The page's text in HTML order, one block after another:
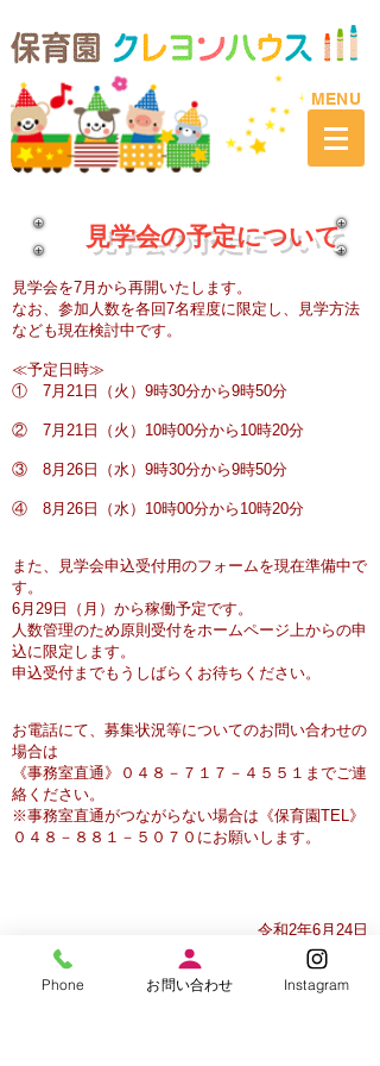
​MENU
​ 見学会の予定について
見学会を7月から再開いたします。
なお、参加人数を各回7名程度に限定し、見学方法
なども現在検討中です。
≪予定日時≫
① 7月21日（火）9時30分から9時50分
② 7月21日（火）10時00分から10時20分
③ 8月26日（水）9時30分から9時50分
④ 8月26日（水）10時00分から10時20分
また、見学会申込受付用のフォームを現在準備中で
す。
6月29日（月）から稼働予定です。
人数管理のため原則受付をホームページ上からの申
込に限定します。
申込受付までもうしばらくお待ちください。
お電話にて、募集状況等についてのお問い合わせの
場合は
《事務室直通》０４８－７１７－４５５１までご連
絡ください。
※事務室直通がつながらない場合は《保育園TEL》
０４８－８８１－５０７０にお願いします。
令和2年6月24日
保育園 クレヨンハウス
Phone お問い合わせ Instagram